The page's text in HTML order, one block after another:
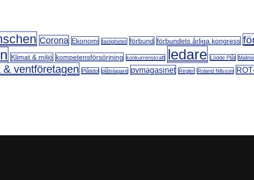
Corona Ekonomi fastigheter förbund förbundets årliga kongress
Klimat & miljö kompetensförsörjning konkurrenskraft ledare Lödde Plåt
& ventföretagen Plåtidol plåtslagare pvmagasinet Regler Roland Nilsson